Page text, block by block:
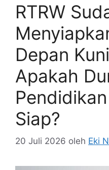
RTRW
Depan
Apakah
Siap?
20 Juli 2026 oleh Eki